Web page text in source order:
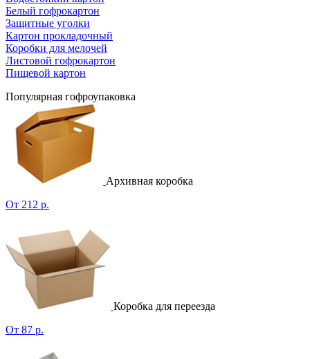
Белый гофрокартон
Защитные уголки
Картон прокладочный
Коробки для мелочей
Листовой гофрокартон
Пищевой картон
Популярная гофроупаковка
Архивная коробка
От 212 р.
Коробка для переезда
От 87 р.